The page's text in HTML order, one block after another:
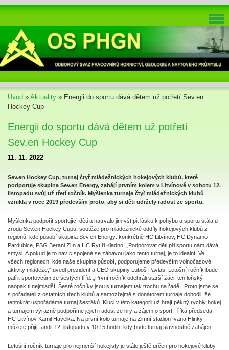
Úvod » Aktuality » Energii do sportu dává dětem už potřetí Sev.en
Hockey Cup
Energii do sportu dává dětem už potřetí
Sev.en Hockey Cup
11. 11. 2022
Sev.en Hockey Cup, turnaj čtyř mládežnických hokejových klubů, které
podporuje skupina Sev.en Energy, zahájí prvním kolem v Litvínově v sobotu 12.
listopadu svůj už třetí ročník. Myšlenka turnaje čtyř mládežnických klubů
vznikla v roce 2019 především proto, aby si děti udržely radost ze sportu.
Myšlenka podpořit sportující děti a natrvalo jim vštípit lásku k pohybu a sportu stála u
zrodu Sev.en Hockey Cupu, soutěže pro mládežnické oddíly hokejových klubů z
regionů, kde působí skupina Sev.en Energy: konkrétně HC Litvínov, HC Dynamo
Pardubice, PSG Berani Zlín a HC Rytíři Kladno. „Podporovat děti při sportu nám dává
smysl. A pokud je to navíc spojené se zábavou jako tento turnaj, je to ideální. Ve
všech regionech, kde naše skupina působí, podporujeme především volnočasové
aktivity mládeže,“ uvedl prezident a CEO skupiny Luboš Pavlas. Letošní ročník bude
patřit sportovcům ze šestých tříd. „První ročník odehráli starší žáci, ten loňský
naopak ti nejmladší. Šesté ročníky jsou s turnajem tak trochu na řadě. Proto jsme se
s pořadateli z ostatních třech klubů a samozřejmě s donátorem turnaje dohodli, že
tentokrát uspořádáme turnaj šesťáků. Kluci v této kategorii už hrají pěkný rychlý hokej
a turnajem výrazně podpoříme jejich radost ze hry a zájem o sport,“ říká předseda
HC Litvínov Kamil Havelka. Na první kolo turnaje na Zimní stadion Ivana Hlinky
můžete přijít fandit 12. listopadu v 10.15 hodin, kdy bude turnaj slavnostně zahájen.
Letošní ročník turnaje pro nejmenší hokejisty je stále ještě určen pro hokejové kluby,